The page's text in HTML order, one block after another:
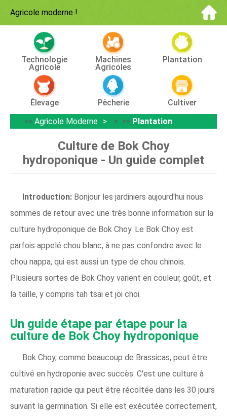
Agricole moderne !
Technologie
Agricole
Machines
Agricoles
Plantation
Élevage Pêcherie
Cultiver
>> Agricole Moderne > >> Plantation
Culture de Bok Choy
hydroponique - Un guide complet
Introduction: Bonjour les jardiniers aujourd'hui nous
sommes de retour avec une très bonne information sur la
culture hydroponique de Bok Choy. Le Bok Choy est
parfois appelé chou blanc, à ne pas confondre avec le
chou nappa, qui est aussi un type de chou chinois.
Plusieurs sortes de Bok Choy varient en couleur, goût, et
la taille, y compris tah tsai et joi choi.
Un guide étape par étape pour la
culture de Bok Choy hydroponique
Bok Choy, comme beaucoup de Brassicas, peut être
cultivé en hydroponie avec succès. C'est une culture à
maturation rapide qui peut être récoltée dans les 30 jours
suivant la germination. Si elle est exécutée correctement,